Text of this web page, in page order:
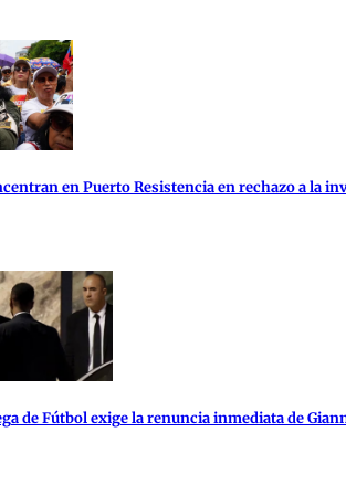
en Puerto Resistencia en rechazo a la
de Fútbol exige la renuncia inmediata de